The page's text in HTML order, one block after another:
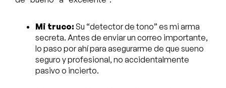
Mi truco: Su “detector de tono” es mi arma
secreta. Antes de enviar un correo importante,
lo paso por ahí para asegurarme de que sueno
seguro y profesional, no accidentalmente
pasivo o incierto.